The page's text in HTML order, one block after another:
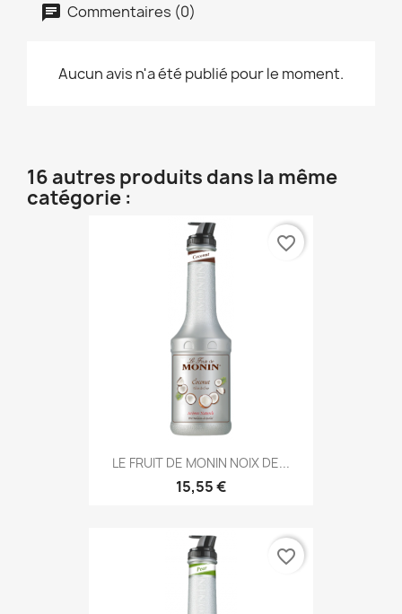
Commentaires (0)
Aucun avis n'a été publié pour le moment.
16 autres produits dans la même
catégorie :
LE FRUIT DE MONIN NOIX DE...
15,55 €
favorite_border
favorite_border